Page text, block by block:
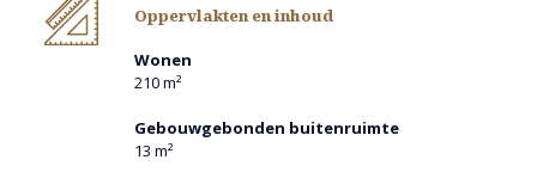
aansprakelijkheid aanvaard voor enige onvolledigheid,
onjuistheid of anderszins, dan wel de gevolgen daarvan. Alle
opgegeven maten en oppervlakten zijn indicatief. Eventuele
bijgesloten plattegrond-tekeningen zijn ter indicatie en
Oppervlakten en inhoud
Wonen
210 m²
Gebouwgebonden buitenruimte
13 m²